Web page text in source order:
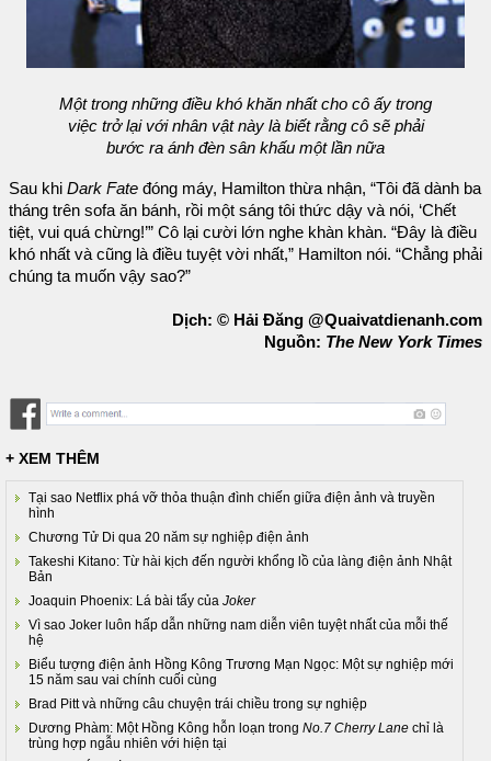
Một trong những điều khó khăn nhất cho cô ấy trong
việc trở lại với nhân vật này là biết rằng cô sẽ phải
bước ra ánh đèn sân khấu một lần nữa
Sau khi Dark Fate đóng máy, Hamilton thừa nhận, “Tôi đã dành ba
tháng trên sofa ăn bánh, rồi một sáng tôi thức dậy và nói, ‘Chết
tiệt, vui quá chừng!’” Cô lại cười lớn nghe khàn khàn. “Đây là điều
khó nhất và cũng là điều tuyệt vời nhất,” Hamilton nói. “Chẳng phải
chúng ta muốn vậy sao?”
Dịch: © Hải Đăng @Quaivatdienanh.com
Nguồn: The New York Times
+ XEM THÊM
Tại sao Netflix phá vỡ thỏa thuận đình chiến giữa điện ảnh và truyền
hình
Chương Tử Di qua 20 năm sự nghiệp điện ảnh
Takeshi Kitano: Từ hài kịch đến người khổng lồ của làng điện ảnh Nhật
Bản
Joaquin Phoenix: Lá bài tẩy của Joker
Vì sao Joker luôn hấp dẫn những nam diễn viên tuyệt nhất của mỗi thế
hệ
Biểu tượng điện ảnh Hồng Kông Trương Mạn Ngọc: Một sự nghiệp mới
15 năm sau vai chính cuối cùng
Brad Pitt và những câu chuyện trái chiều trong sự nghiệp
Dương Phàm: Một Hồng Kông hỗn loạn trong No.7 Cherry Lane chỉ là
trùng hợp ngẫu nhiên với hiện tại